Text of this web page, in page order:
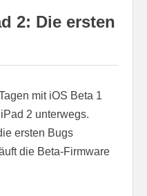
2: Die ersten
mit iOS Beta 1
2 unterwegs.
ersten Bugs
die Beta-Firmware